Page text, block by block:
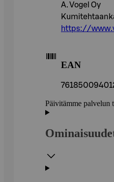
A. Vogel Oy
https://
EAN
Päivitämme palvelun